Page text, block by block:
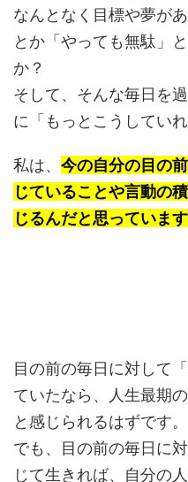
なんとなく目標や夢が
とか「やっても無駄」
か？
そして、そんな毎日を
に「もっとこうしてい
私は、 今の自分の目の
じていることや言動の
じるんだと思っています
目の前の毎日に対して
ていたなら、人生最期
と感じられるはずです。
でも、目の前の毎日に
じて生きれば、自分の